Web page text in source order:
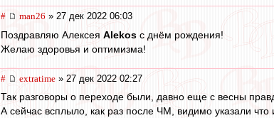
# man26 » 27 дек 2022 06:03
Поздравляю Алексея Alekos с днём рождения!
Желаю здоровья и оптимизма!
# extratime » 27 дек 2022 02:27
Так разговоры о переходе были, давно еще с весны
А сейчас всплыло, как раз после ЧМ, видимо указали